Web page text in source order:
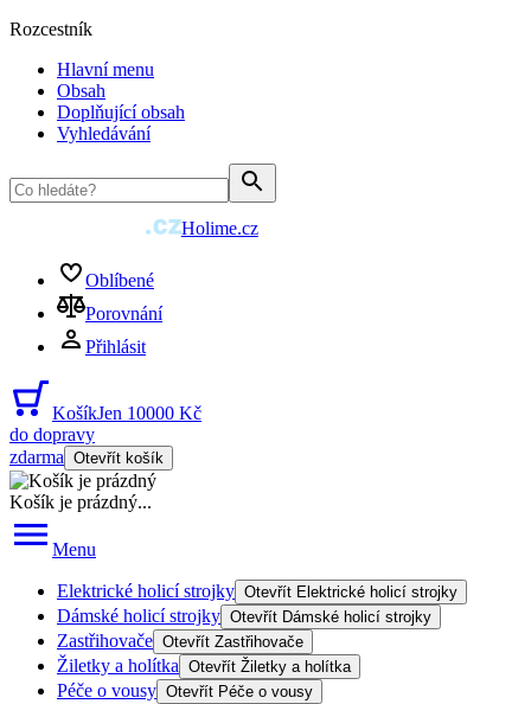
Rozcestník
Hlavní menu
Obsah
Doplňující obsah
Vyhledávání
Holime.cz
Oblíbené
Porovnání
Přihlásit
KošíkJen 10000 Kč
do dopravy
zdarma Otevřít košík
Košík je prázdný...
Menu
Elektrické holicí strojky Otevřít Elektrické holicí strojky
Dámské holicí strojky Otevřít Dámské holicí strojky
Zastřihovače Otevřít Zastřihovače
Žiletky a holítka Otevřít Žiletky a holítka
Péče o vousy Otevřít Péče o vousy